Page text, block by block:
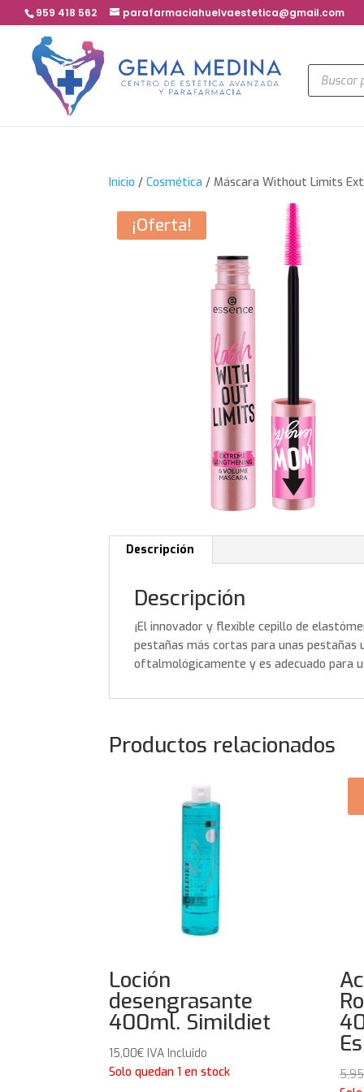
959 418 562 parafarmaciahuelvaestetica@gmail.com
de
Inicio /Cosmética / Máscara Without Limits
¡Oferta!
Descripción
Descripción
¡El innovador y flexible cepillo de
pestañas más cortas para unas
oftalmológicamente y es adecuado para
Productos relacionados
Loción
desengrasante
400ml. Simildiet
15,00€ IVA Incluido
Solo quedan 1 en stock
5,95